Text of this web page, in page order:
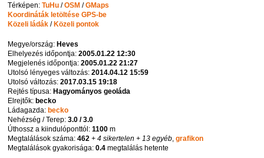
Térképen:TuHu /OSM /GMaps
Koordináták letöltése GPS-be
Közeli ládák / Közeli pontok
Megye/ország: Heves
Elhelyezés időpontja:2005.01.22 12:30
Megjelenés időpontja:2005.01.22 21:27
Utolsó lényeges változás:2014.04.12 15:59
Utolsó változás:2017.03.15 19:18
Rejtés típusa: Hagyományos geoláda
Elrejtők: becko
Ládagazda: becko
Nehézség / Terep:3.0 / 3.0
Úthossz a kiindulóponttól:1100 m
Megtalálások száma:462 + 4 sikertelen + 13 egyéb,grafikon
Megtalálások gyakorisága:0.4 megtalálás hetente